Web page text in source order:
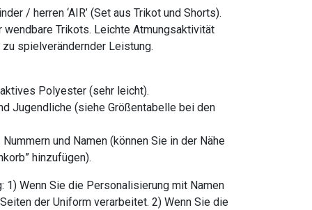
/ herren ‘AIR’ (Set aus Trikot und Shorts).
Trikots. Leichte Atmungsaktivität
spielverändernder Leistung.
Polyester (sehr leicht).
Jugendliche (siehe Größentabelle bei den
und Namen (können Sie in der Nähe
hinzufügen).
Wenn Sie die Personalisierung mit Namen
der Uniform verarbeitet. 2) Wenn Sie die